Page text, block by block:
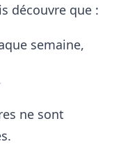
découvre que :
semaine,
ne sont